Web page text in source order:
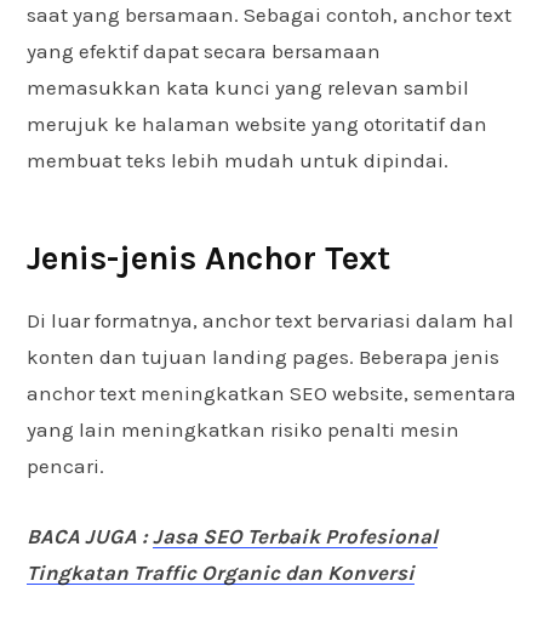
saat yang bersamaan. Sebagai contoh, anchor text
yang efektif dapat secara bersamaan
memasukkan kata kunci yang relevan sambil
merujuk ke halaman website yang otoritatif dan
membuat teks lebih mudah untuk dipindai.
Jenis-jenis Anchor Text
Di luar formatnya, anchor text bervariasi dalam hal
konten dan tujuan landing pages. Beberapa jenis
anchor text meningkatkan SEO website, sementara
yang lain meningkatkan risiko penalti mesin
pencari.
BACA JUGA :Jasa SEO Terbaik Profesional
Tingkatan Traffic Organic dan Konversi